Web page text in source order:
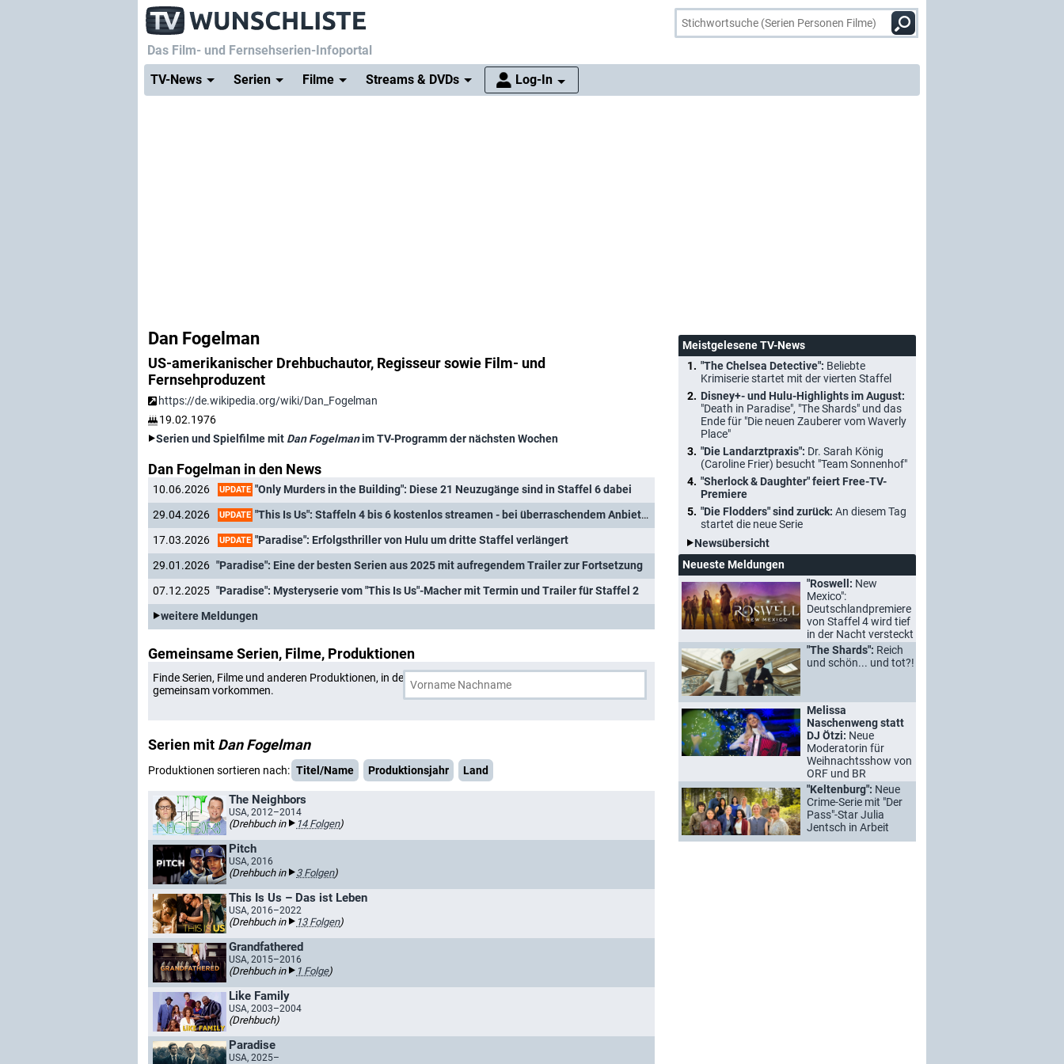
Das Film- und Fernsehserien-Infoportal
TV-News
Serien Filme Streams & DVDs Log-In
Dan Fogelman
US-amerikanischer Drehbuchautor, Regisseur sowie Film- und
Fernsehproduzent
https://de.wikipedia.org/wiki/Dan_Fogelman
19.02.1976
Serien und Spielfilme mit Dan Fogelmanim TV-Programm der nächsten Wochen
Dan Fogelman in den News
10.06.2026 UPDATE "Only Murders in the Building": Diese 21 Neuzugänge sind in Staffel 6 dabei
29.04.2026 UPDATE "This Is Us": Staffeln 4 bis 6 kostenlos streamen - bei überraschendem Anbieter
17.03.2026 UPDATE "Paradise": Erfolgsthriller von Hulu um dritte Staffel verlängert
29.01.2026 "Paradise": Eine der besten Serien aus 2025 mit aufregendem Trailer zur Fortsetzung
07.12.2025 "Paradise": Mysteryserie vom "This Is Us"-Macher mit Termin und Trailer für Staffel 2
weitere Meldungen
Gemeinsame Serien, Filme, Produktionen
Finde Serien, Filme und anderen Produktionen, in denen Dan Fogelman
gemeinsam vorkommen.
Serien mit Dan Fogelman
Produktionen sortieren nach: Titel/Name Produktionsjahr Land
The Neighbors
USA, 2012–2014
(Drehbuch in 14 Folgen)
Pitch
USA, 2016
(Drehbuch in 3 Folgen)
This Is Us – Das ist Leben
USA, 2016–2022
(Drehbuch in 13 Folgen)
Grandfathered
USA, 2015–2016
(Drehbuch in 1 Folge)
Like Family
USA, 2003–2004
(Drehbuch)
Paradise
USA, 2025–
Meistgelesene TV-News
"The Chelsea Detective": Beliebte
Krimiserie startet mit der vierten Staffel
Disney+- und Hulu-Highlights im August:
"Death in Paradise", "The Shards" und das
Ende für "Die neuen Zauberer vom Waverly
Place"
"Die Landarztpraxis": Dr. Sarah König
(Caroline Frier) besucht "Team Sonnenhof"
"Sherlock & Daughter" feiert Free-TV-
Premiere
"Die Flodders" sind zurück: An diesem Tag
startet die neue Serie
Newsübersicht
Neueste Meldungen
"Roswell: New
Mexico":
Deutschlandpremiere
von Staffel 4 wird tief
in der Nacht versteckt
"The Shards": Reich
und schön... und tot?!
Melissa
Naschenweng statt
DJ Ötzi: Neue
Moderatorin für
Weihnachtsshow von
ORF und BR
"Keltenburg": Neue
Crime-Serie mit "Der
Pass"-Star Julia
Jentsch in Arbeit